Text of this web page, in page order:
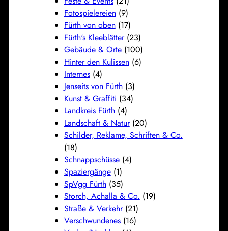
Fotospielereien(9)
Fürth von oben(17)
Fürth's Kleeblätter(23)
Gebäude & Orte(100)
Hinter den Kulissen(6)
Internes(4)
Jenseits von Fürth(3)
Kunst & Graffiti (34)
Landkreis Fürth(4)
Landschaft & Natur(20)
Schilder, Reklame, Schriften & Co.
(18)
Schnappschüsse(4)
Spaziergänge(1)
SpVgg Fürth(35)
Storch, Achalla & Co. (19)
Straße & Verkehr(21)
Verschwundenes(16)